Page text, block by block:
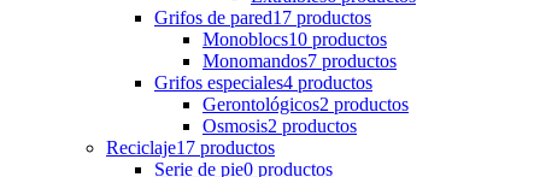
Grifos de pared17 productos
Monoblocs10 productos
Monomandos7 productos
Grifos especiales4 productos
Gerontológicos2 productos
Osmosis2 productos
Reciclaje17 productos
Serie de pie0 productos